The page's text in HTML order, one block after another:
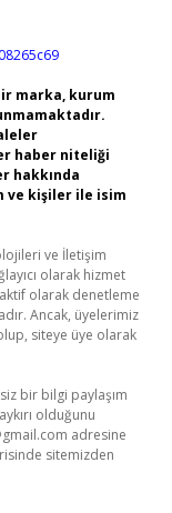
marka, kurum
haber niteliği
hakkında
ve kişiler ile isim
ve İletişim
olarak hizmet
olarak denetleme
Ancak, üyelerimiz
siteye üye olarak
bir bilgi paylaşım
olduğunu
adresine
sitemizden